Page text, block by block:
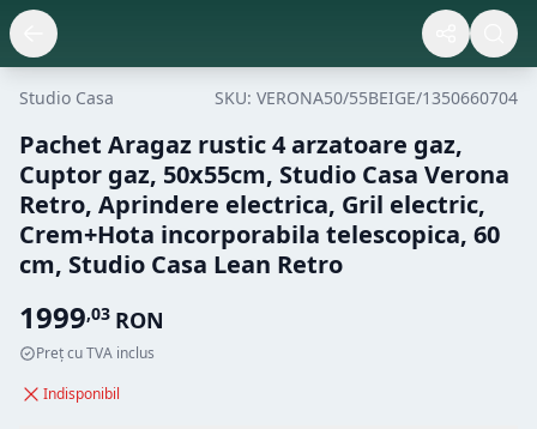
Studio Casa SKU: VERONA50/55BEIGE/1350660704
Pachet Aragaz rustic 4 arzatoare gaz,
Cuptor gaz, 50x55cm, Studio Casa Verona
Retro, Aprindere electrica, Gril electric,
Crem+Hota incorporabila telescopica, 60
cm, Studio Casa Lean Retro
1999,03 RON
Preț cu TVA inclus
Indisponibil